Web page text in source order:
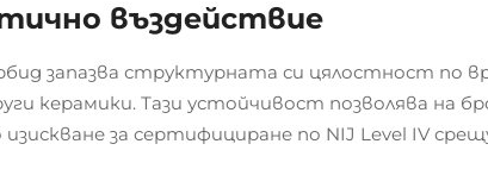
въздействие
запазва структурната си цялостност по
керамики. Тази устойчивост позволява на
за сертифициране по NIJ Level IV